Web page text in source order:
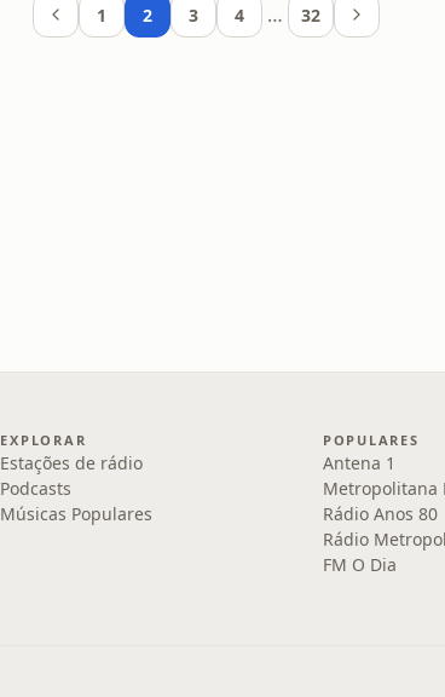
1 2 3 4 … 32
EXPLORAR
Estações de rádio
Podcasts
Músicas Populares
POPULARES
Antena 1
Metropolitana
Rádio Anos 80
Rádio
FM O Dia